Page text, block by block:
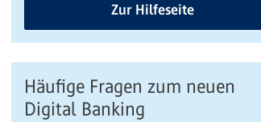
Zur Hilfeseite
Häufige Fragen zum neuen
Digital Banking